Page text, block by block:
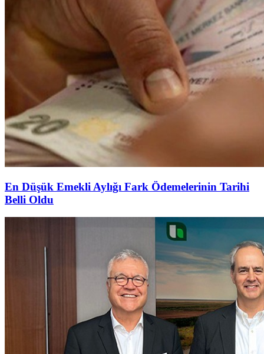
En Düşük Emekli Aylığı Fark Ödemelerinin Tarihi
Belli Oldu